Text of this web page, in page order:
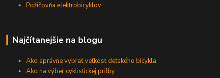
Požičovňa elektrobicyklov
Najčítanejšie na blogu
Ako správne vybrať veľkosť detského bicykla
Ako na výber cyklistickej prilby